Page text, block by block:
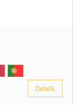
Details